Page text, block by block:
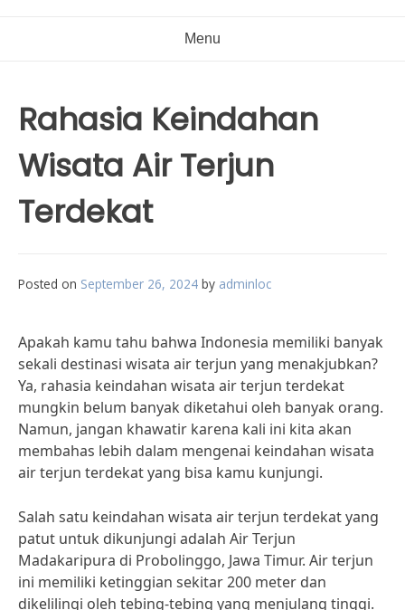
Menu
Rahasia Keindahan
Wisata Air Terjun
Terdekat
Posted on September 26, 2024 by adminloc
Apakah kamu tahu bahwa Indonesia memiliki banyak
sekali destinasi wisata air terjun yang menakjubkan?
Ya, rahasia keindahan wisata air terjun terdekat
mungkin belum banyak diketahui oleh banyak orang.
Namun, jangan khawatir karena kali ini kita akan
membahas lebih dalam mengenai keindahan wisata
air terjun terdekat yang bisa kamu kunjungi.
Salah satu keindahan wisata air terjun terdekat yang
patut untuk dikunjungi adalah Air Terjun
Madakaripura di Probolinggo, Jawa Timur. Air terjun
ini memiliki ketinggian sekitar 200 meter dan
dikelilingi oleh tebing-tebing yang menjulang tinggi.